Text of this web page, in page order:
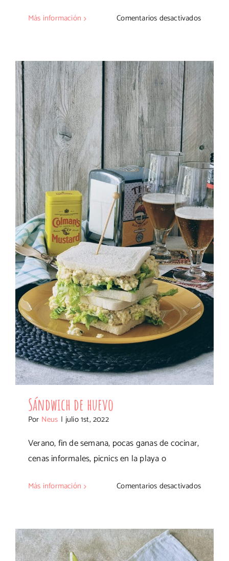
Más información Comentarios desactivadosen
Sándwich de huevo
Sándwich de huevo
Por Neus | julio 1st, 2022
Verano, fin de semana, pocas ganas de cocinar,
cenas informales, picnics en la playa o
Más información Comentarios desactivadosen
huevo